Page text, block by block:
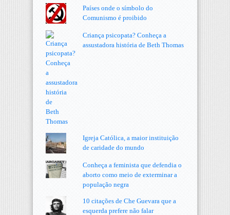
Países onde o símbolo do
Comunismo é proibido
Criança psicopata? Conheça a
assustadora história de Beth Thomas
Igreja Católica, a maior instituição
de caridade do mundo
Conheça a feminista que defendia o
aborto como meio de exterminar a
população negra
10 citações de Che Guevara que a
esquerda prefere não falar